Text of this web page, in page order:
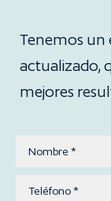
Tenemos un
actualizado,
mejores